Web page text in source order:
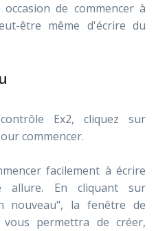
de commencer à
être même d'écrire du
Ex2, cliquez sur
commencer.
facilement à écrire
En cliquant sur
nouveau", la fenêtre de
permettra de créer,